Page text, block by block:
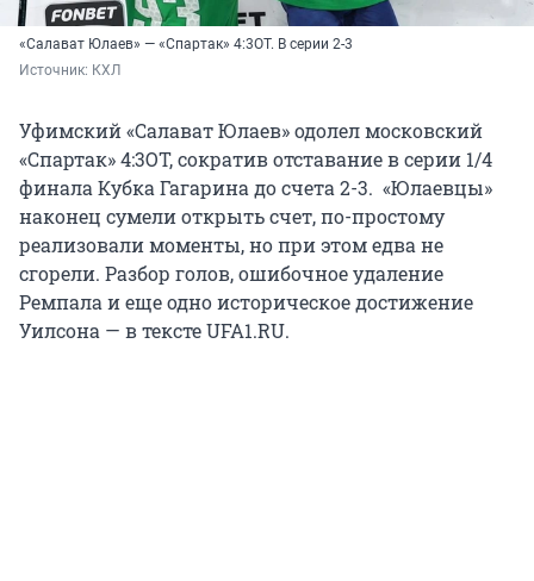
«Салават Юлаев» — «Спартак» 4:3ОТ. В серии 2-3
Источник: КХЛ
Уфимский «Салават Юлаев» одолел московский
«Спартак» 4:3ОТ, сократив отставание в серии 1/4
финала Кубка Гагарина до счета 2-3. «Юлаевцы»
наконец сумели открыть счет, по-простому
реализовали моменты, но при этом едва не
сгорели. Разбор голов, ошибочное удаление
Ремпала и еще одно историческое достижение
Уилсона — в тексте UFA1.RU.